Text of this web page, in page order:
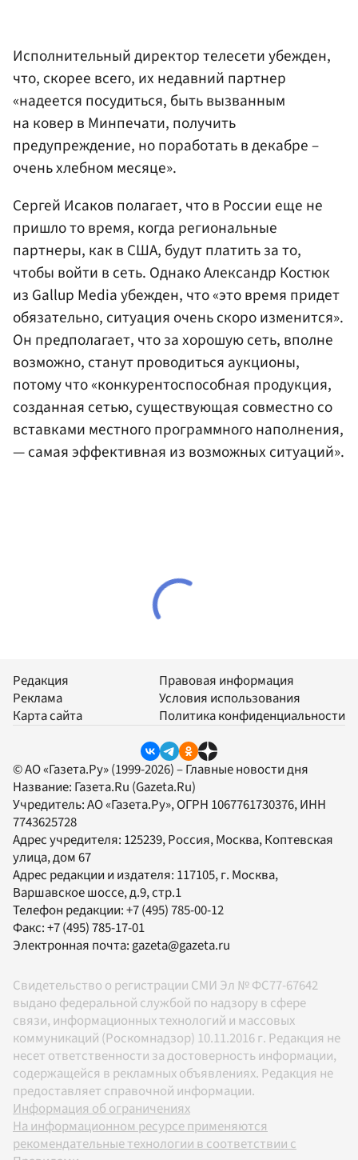
Исполнительный директор телесети убежден,
что, скорее всего, их недавний партнер
«надеется посудиться, быть вызванным
на ковер в Минпечати, получить
предупреждение, но поработать в декабре –
очень хлебном месяце».
Сергей Исаков полагает, что в России еще не
пришло то время, когда региональные
партнеры, как в США, будут платить за то,
чтобы войти в сеть. Однако Александр Костюк
из Gallup Media убежден, что «это время придет
обязательно, ситуация очень скоро изменится».
Он предполагает, что за хорошую сеть, вполне
возможно, станут проводиться аукционы,
потому что «конкурентоспособная продукция,
созданная сетью, существующая совместно со
вставками местного программного наполнения,
— самая эффективная из возможных ситуаций».
Редакция
Реклама
Карта сайта
Правовая информация
Условия использования
Политика конфиденциальности
© АО «Газета.Ру» (1999-2026) – Главные новости дня
Название: Газета.Ru (Gazeta.Ru)
Учредитель:АО «Газета.Ру», ОГРН 1067761730376, ИНН
7743625728
Адрес учредителя: 125239, Россия, Москва, Коптевская
улица, дом 67
Адрес редакции и издателя: 117105, г. Москва,
Варшавское шоссе, д.9, стр.1
Телефон редакции:+7 (495) 785-00-12
Факс:+7 (495) 785-17-01
Электронная почта: gazeta@gazeta.ru
Свидетельство о регистрации СМИ Эл № ФС77-67642
выдано федеральной службой по надзору в сфере
связи, информационных технологий и массовых
коммуникаций (Роскомнадзор) 10.11.2016 г. Редакция не
несет ответственности за достоверность информации,
содержащейся в рекламных объявлениях. Редакция не
предоставляет справочной информации.
Информация об ограничениях
На информационном ресурсе применяются
рекомендательные технологии в соответствии с